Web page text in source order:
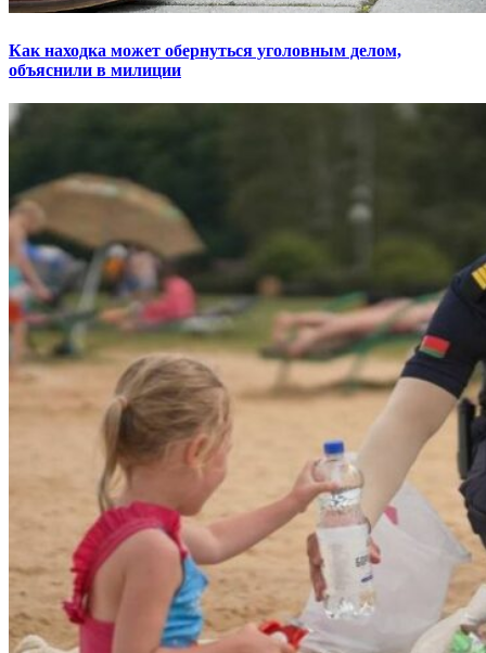
Как находка может обернуться уголовным делом,
объяснили в милиции